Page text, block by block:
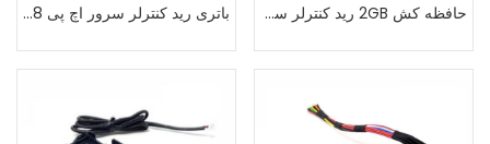
حافظه کش 2GB رید کنترلر سرورG8 اچ پی باتری رید کنترلر سرور اچ پی FBWC Battery G8